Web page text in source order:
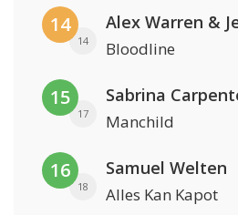
14
14
Alex Warren &
Bloodline
15
17
Sabrina
Manchild
16
18
Samuel Welten
Alles Kan Kapot